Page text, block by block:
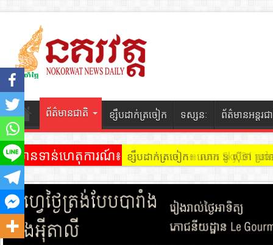
ព័ត៌មានជាតិ ខ្សឹបដាក់ត្រចៀក ទស្សនៈ ព័ត៌មានអន្តរជ
ព័ត៌មានទាន់ហេតុការណ៍៖ ខ្សឹបដាក់ត្រចៀក ៖ អគារ Sky 31